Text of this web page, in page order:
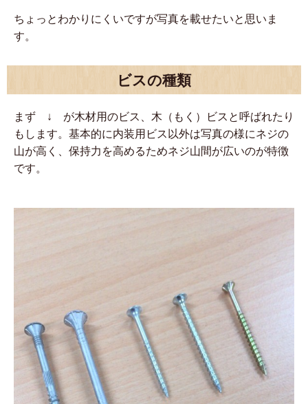
ちょっとわかりにくいですが写真を載せたいと思いま
す。
ビスの種類
まず ↓ が木材用のビス、木（もく）ビスと呼ばれたり
もします。基本的に内装用ビス以外は写真の様にネジの
山が高く、保持力を高めるためネジ山間が広いのが特徴
です。